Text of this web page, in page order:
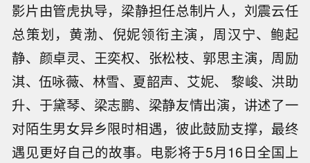
影片由管虎执导，梁静担任总制片人，刘震云任
总策划，黄渤、倪妮领衔主演，周汉宁、鲍起
静、颜卓灵、王奕权、张松枝、郭思主演，周励
淇、伍咏薇、林雪、夏韶声、艾妮、 黎峻、洪助
升、于黛琴、梁志鹏、梁静友情出演，讲述了一
对陌生男女异乡限时相遇，彼此鼓励支撑，最终
遇见更好自己的故事。电影将于5月16日全国上